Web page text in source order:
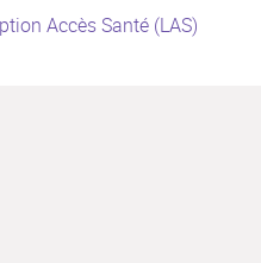
Accès Santé (LAS)